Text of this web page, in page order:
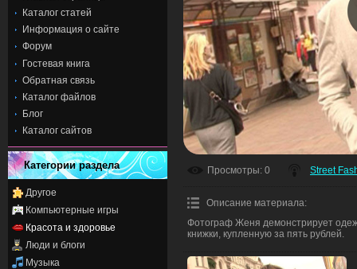
Каталог статей
Информация о сайте
Форум
Гостевая книга
Обратная связь
Каталог файлов
Блог
Каталог сайтов
Категории раздела
Другое
Компьютерные игры
Красота и здоровье
Люди и блоги
Музыка
Просмотры: 0 Street
Описание материала:
Фотограф Женя демонстрирует
книжки, купленную за пять рублей.